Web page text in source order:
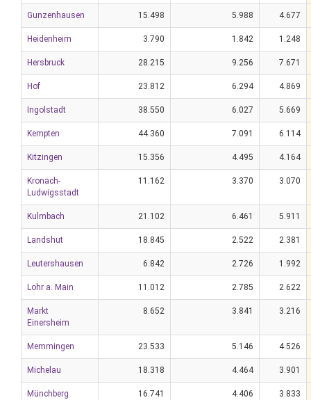
Gunzenhausen 15.498 5.988 4.677
Heidenheim 3.790 1.842 1.248
Hersbruck 28.215 9.256 7.671
Hof 23.812 6.294 4.869
Ingolstadt 38.550 6.027 5.669
Kempten 44.360 7.091 6.114
Kitzingen 15.356 4.495 4.164
Kronach-
Ludwigsstadt
11.162 3.370 3.070
Kulmbach 21.102 6.461 5.911
Landshut 18.845 2.522 2.381
Leutershausen 6.842 2.726 1.992
Lohr a. Main 11.012 2.785 2.622
Markt
Einersheim
8.652 3.841 3.216
Memmingen 23.533 5.146 4.526
Michelau 18.318 4.464 3.901
Münchberg 16.741 4.406 3.833